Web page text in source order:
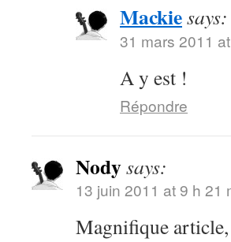
Mackiesays:
31 mars 2011
A y est !
Répondre
Nodysays:
13 juin 2011 at 9 h 21
Magnifique